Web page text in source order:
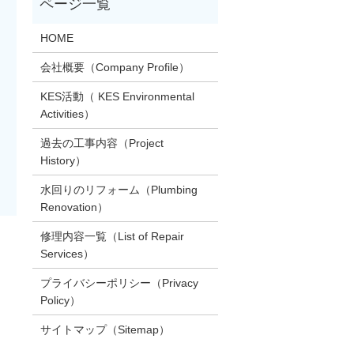
HOME
会社概要（Company Profile）
KES活動（ KES Environmental
Activities）
過去の工事内容（Project
History）
水回りのリフォーム（Plumbing
Renovation）
修理内容一覧（List of Repair
Services）
プライバシーポリシー（Privacy
Policy）
サイトマップ（Sitemap）